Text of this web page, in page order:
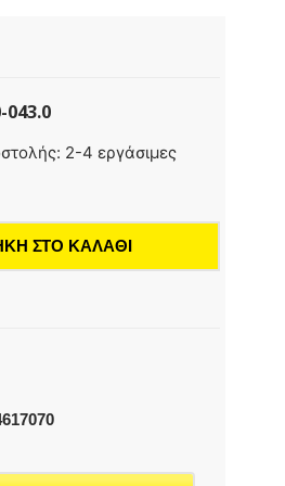
043.0
2-4 εργάσιμες
ΣΤΟ ΚΑΛΆΘΙ